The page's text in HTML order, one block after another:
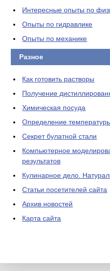
Интересные опыты по
Опыты по гидравлике
Опыты по механике
Разное
Как готовить растворы
Получение
Химическая посуда
Определение
Секрет булатной стали
Компьютерное
результатов
Кулинарное дело.
Статьи посетителей сайта
Архив новостей
Карта сайта